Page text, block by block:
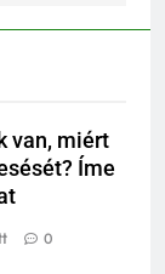
van, miért
Íme
0